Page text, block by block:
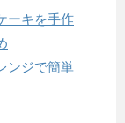
ーキを手作
ンジで簡単